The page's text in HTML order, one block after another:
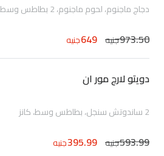
دجاج ماجنوم، لحوم ماجنوم، 2 بطاطس وسط، 2 كانز
973.50جنيه 649جنيه
دويتو لارج مور ان
2 ساندوتش سنجل، بطاطس وسط، كانز
593.99جنيه 395.99جنيه